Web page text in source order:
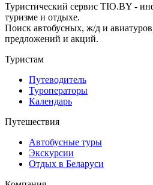
Туристический сервис TIO.BY -
туризме и отдыхе.
Поиск автобусных, ж/д и
предложений и акций.
Туристам
Путеводитель
Туроператоры
Календарь
Путешествия
Автобусные туры
Экскурсии
Отдых в Беларуси